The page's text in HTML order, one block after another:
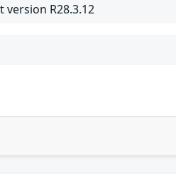
version R28.3.12